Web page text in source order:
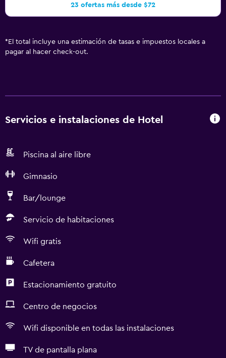
23 ofertas más desde $72
* El total incluye una estimación de tasas e impuestos locales a
pagar al hacer check-out.
Servicios e instalaciones de Hotel
Piscina al aire libre
Gimnasio
Bar/lounge
Servicio de habitaciones
Wifi gratis
Cafetera
Estacionamiento gratuito
Centro de negocios
Wifi disponible en todas las instalaciones
TV de pantalla plana